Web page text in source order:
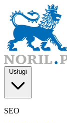
Usługi
SEO